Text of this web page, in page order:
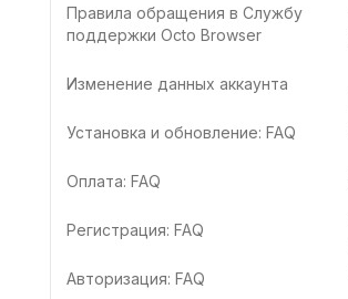
Правила обращения в Службу
поддержки Octo Browser
Изменение данных аккаунта
Установка и обновление: FAQ
Оплата: FAQ
Регистрация: FAQ
Авторизация: FAQ